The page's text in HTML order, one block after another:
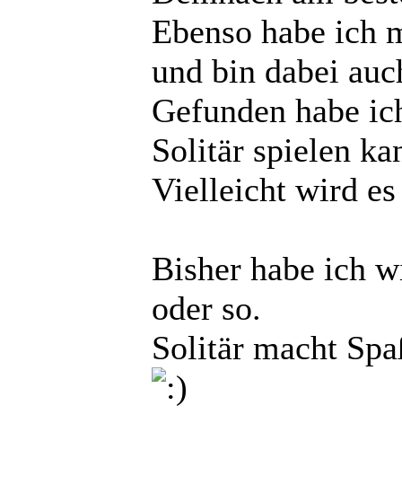
Ebenso habe ich
und bin dabei
Gefunden habe
Solitär spielen
Vielleicht wird
Bisher habe ich
oder so.
Solitär macht